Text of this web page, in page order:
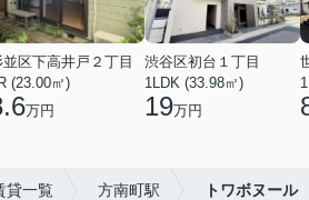
並区下高井戸２丁目
(23.00㎡)
万円
渋谷区初台１丁目
1LDK (33.98㎡)
19万円
貸一覧 方南町駅 トワボヌール